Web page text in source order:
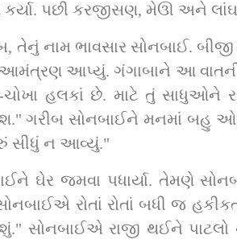
પછી કરજીસણ, મેઊ અને
નામ ભાવસાર સોનબાઈ.
આપ્યું. ગંગાબાને આ વાતની
ચોખા હલકાં છે. માટે તું સાધુઓને
ગરીબ સોનબાઈને મનમાં બહુ
સીધું ન આવ્યું."
ઘેર જમવા પધાર્યા. તેમણે
રોતાં રોતાં બધી જ
સોનબાઈએ રાજી થઈને પાટલો